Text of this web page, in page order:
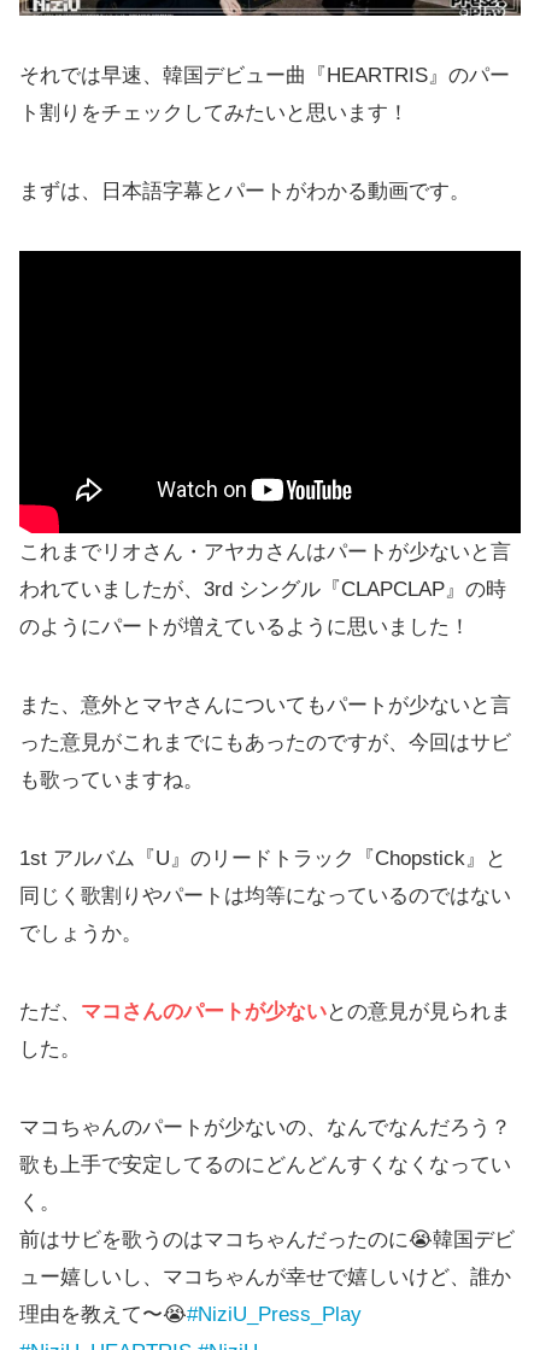
それでは早速、韓国デビュー曲『HEARTRIS』のパー
ト割りをチェックしてみたいと思います！
まずは、日本語字幕とパートがわかる動画です。
これまでリオさん・アヤカさんはパートが少ないと言
われていましたが、3rd シングル『CLAPCLAP』の時
のようにパートが増えているように思いました！
また、意外とマヤさんについてもパートが少ないと言
った意見がこれまでにもあったのですが、今回はサビ
も歌っていますね。
1st アルバム『U』のリードトラック『Chopstick』と
同じく歌割りやパートは均等になっているのではない
でしょうか。
ただ、 マコさんのパートが少ないとの意見が見られま
した。
マコちゃんのパートが少ないの、なんでなんだろう？
歌も上手で安定してるのにどんどんすくなくなってい
く。
前はサビを歌うのはマコちゃんだったのに😭韓国デビ
ュー嬉しいし、マコちゃんが幸せで嬉しいけど、誰か
理由を教えて〜😭#NiziU_Press_Play